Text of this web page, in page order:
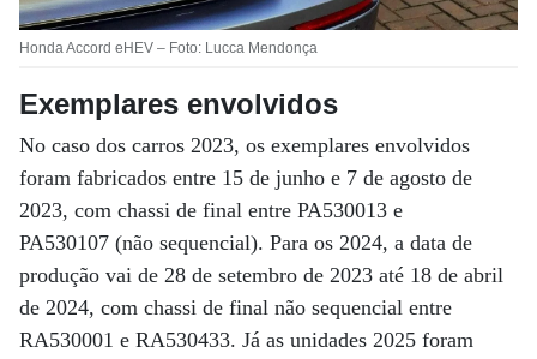
Honda Accord eHEV – Foto: Lucca Mendonça
Exemplares envolvidos
No caso dos carros 2023, os exemplares envolvidos
foram fabricados entre 15 de junho e 7 de agosto de
2023, com chassi de final entre PA530013 e
PA530107 (não sequencial). Para os 2024, a data de
produção vai de 28 de setembro de 2023 até 18 de abril
de 2024, com chassi de final não sequencial entre
RA530001 e RA530433. Já as unidades 2025 foram